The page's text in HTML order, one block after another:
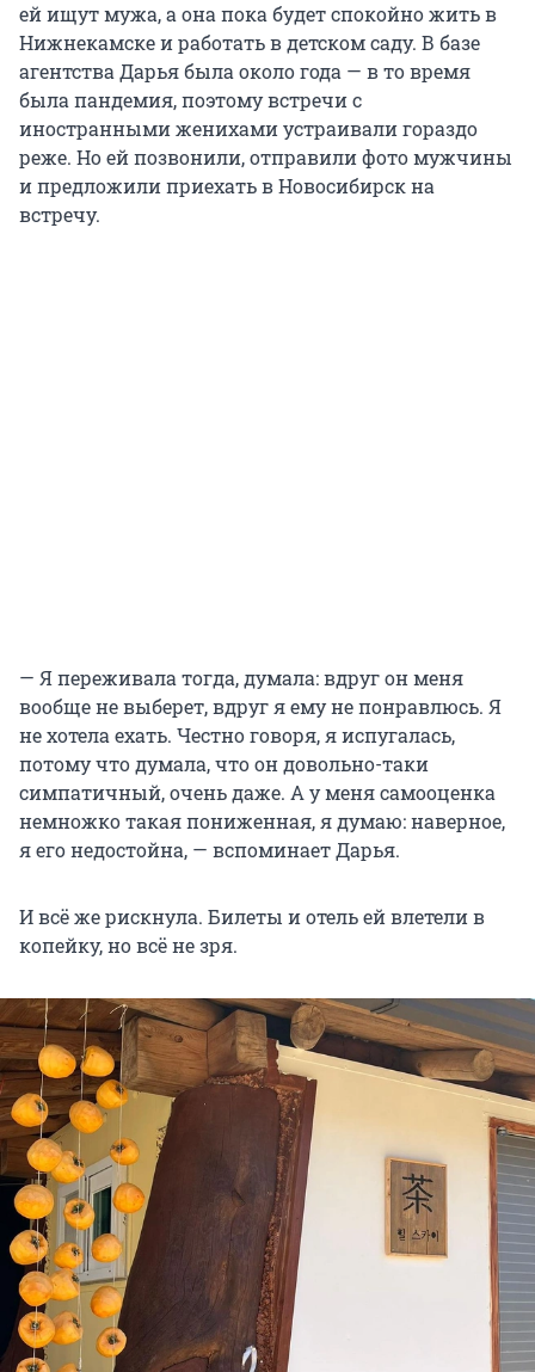
ей ищут мужа, а она пока будет спокойно жить в
Нижнекамске и работать в детском саду. В базе
агентства Дарья была около года — в то время
была пандемия, поэтому встречи с
иностранными женихами устраивали гораздо
реже. Но ей позвонили, отправили фото мужчины
и предложили приехать в Новосибирск на
встречу.
— Я переживала тогда, думала: вдруг он меня
вообще не выберет, вдруг я ему не понравлюсь. Я
не хотела ехать. Честно говоря, я испугалась,
потому что думала, что он довольно-таки
симпатичный, очень даже. А у меня самооценка
немножко такая пониженная, я думаю: наверное,
я его недостойна, — вспоминает Дарья.
И всё же рискнула. Билеты и отель ей влетели в
копейку, но всё не зря.